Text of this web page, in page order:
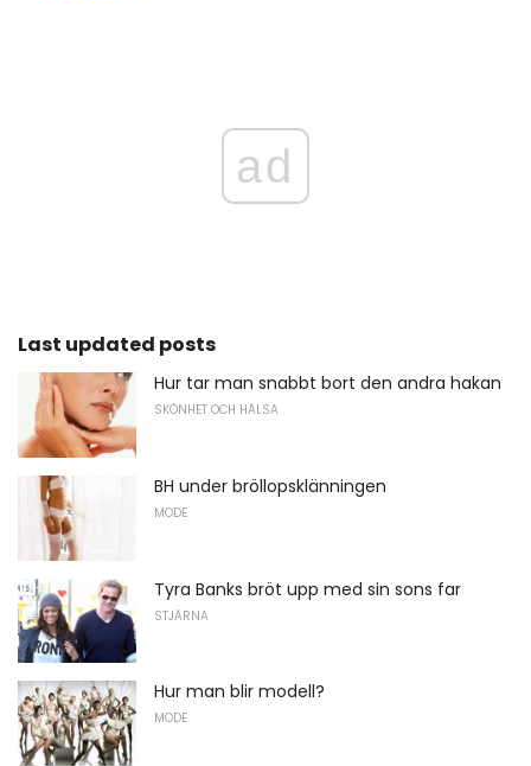
ad
Last updated posts
Hur tar man snabbt bort den andra hakan
SKÖNHET OCH HÄLSA
BH under bröllopsklänningen
MODE
Tyra Banks bröt upp med sin sons far
STJÄRNA
Hur man blir modell?
MODE